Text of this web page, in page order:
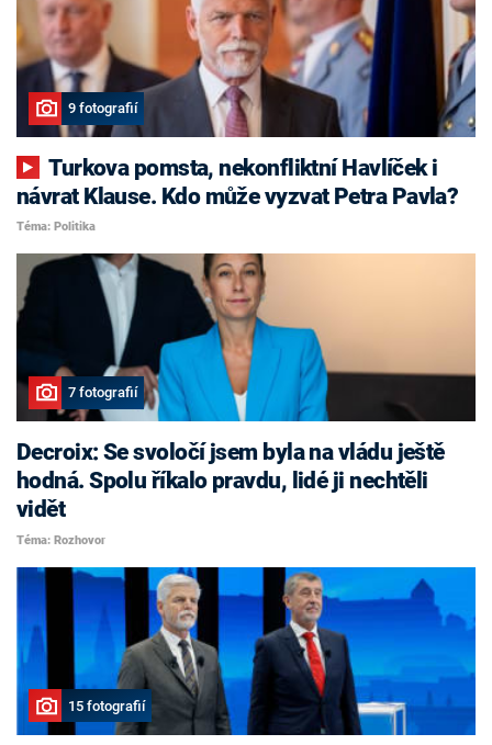
9 fotografií
Turkova pomsta, nekonfliktní Havlíček i
návrat Klause. Kdo může vyzvat Petra Pavla?
Téma: Politika
7 fotografií
Decroix: Se svoločí jsem byla na vládu ještě
hodná. Spolu říkalo pravdu, lidé ji nechtěli
vidět
Téma: Rozhovor
15 fotografií